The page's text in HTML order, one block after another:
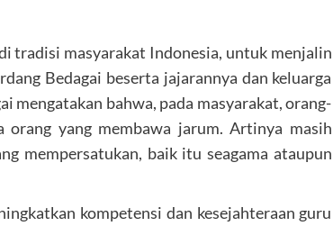
tradisi masyarakat Indonesia, untuk menjalin
Bedagai beserta jajarannya dan keluarga
mengatakan bahwa, pada masyarakat, orang-
yang membawa jarum. Artinya masih
mempersatukan, baik itu seagama ataupun
kompetensi dan kesejahteraan guru